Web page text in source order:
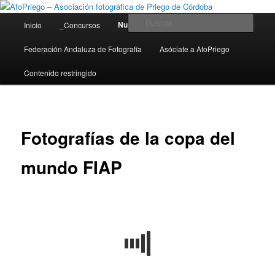
AfoPriego – Asociación fotográfica
de Priego de Córdoba
Miembro de la Federación Andaluza de Fotografía
principal
Inicio _Concursos Nuestras actividades
Federación Andaluza de Fotografía Asóciate a AfoPriego
Contenido restringido
Fotografías de la copa del
mundo FIAP